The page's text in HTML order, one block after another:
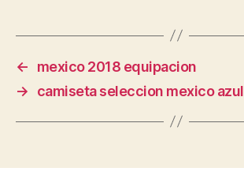
←
mexico 2018 equipacion
→
camiseta seleccion mexico azul